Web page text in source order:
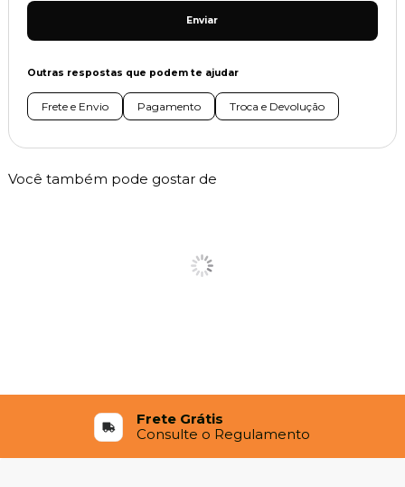
Enviar
Outras respostas que podem te ajudar
Frete e Envio Pagamento Troca e Devolução
Você também pode gostar de
Frete Grátis
Consulte o Regulamento